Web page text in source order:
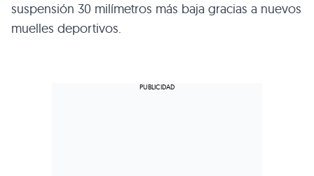
suspensión 30 milímetros más baja gracias a nuevos
muelles deportivos.